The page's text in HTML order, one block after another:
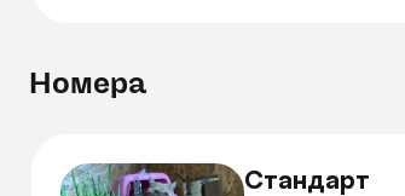
Номера
Стандарт